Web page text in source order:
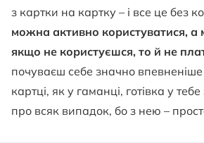
з картки на картку – і все це без
можна активно користуватися,
якщо не користуєшся, то й не
почуваєш себе значно впевненіше
картці, як у гаманці, готівка у
про всяк випадок, бо з нею –